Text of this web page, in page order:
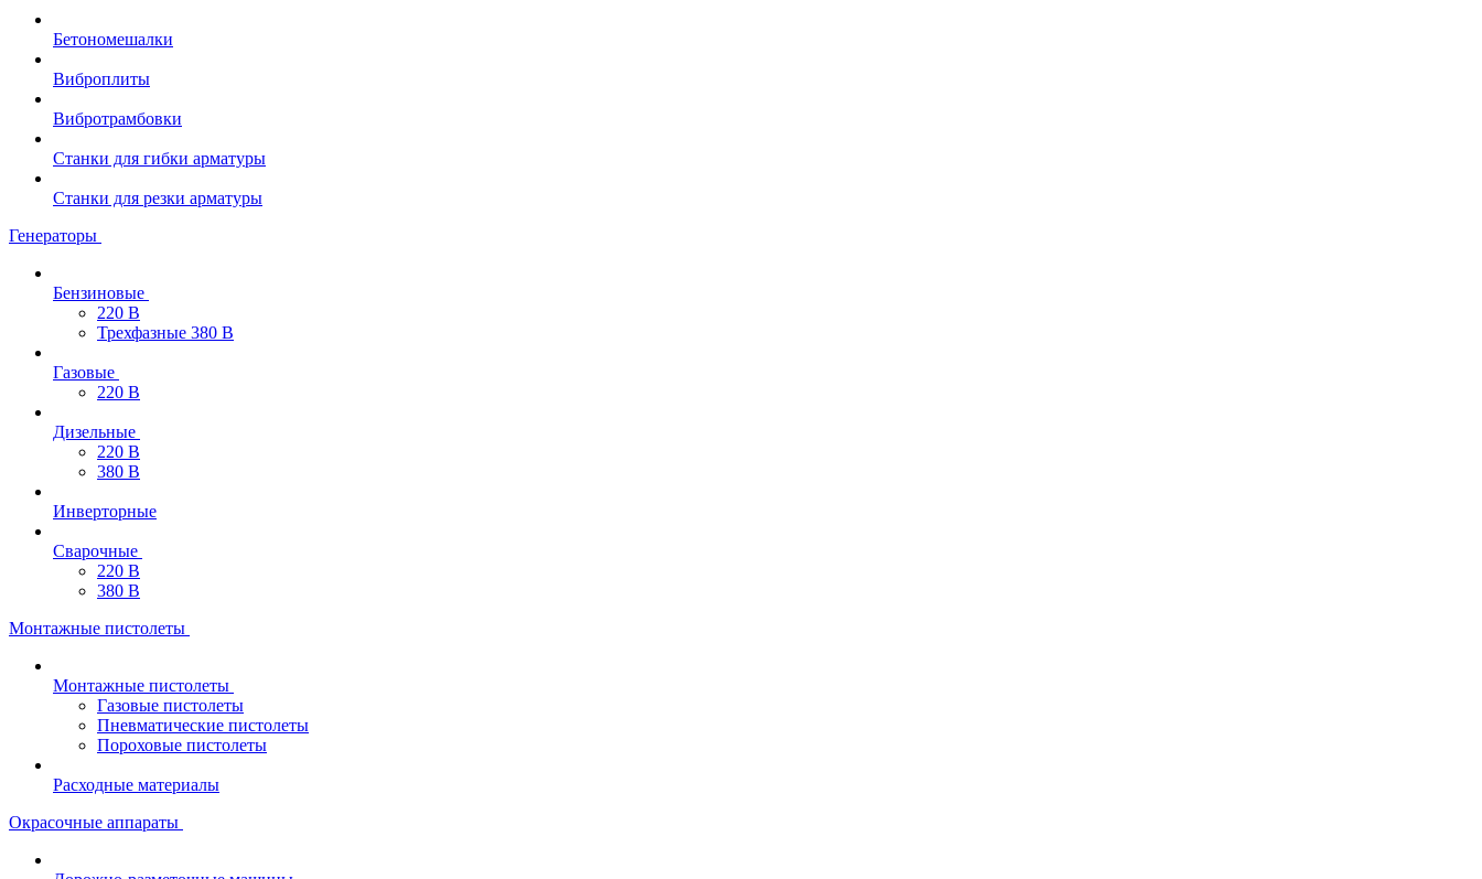
Бетономешалки
Виброплиты
Вибротрамбовки
Станки для гибки арматуры
Станки для резки арматуры
Генераторы
Бензиновые
220 В
Трехфазные 380 В
Газовые
220 В
Дизельные
220 В
380 В
Инверторные
Сварочные
220 В
380 В
Монтажные пистолеты
Монтажные пистолеты
Газовые пистолеты
Пневматические пистолеты
Пороховые пистолеты
Расходные материалы
Окрасочные аппараты